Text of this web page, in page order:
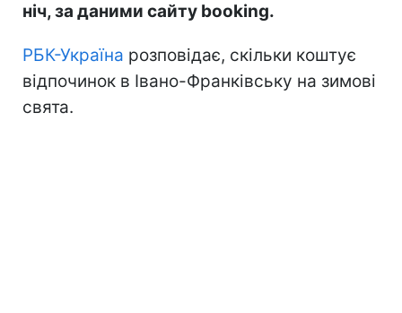
ніч, за даними сайту booking.
РБК-Україна розповідає, скільки коштує
відпочинок в Івано-Франківську на зимові
свята.